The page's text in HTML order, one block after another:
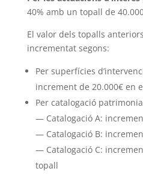
40% amb un topall de
El valor dels topalls
incrementat segons:
Per superfícies
increment de 20.000€ en
Per catalogació
— Catalogació A:
— Catalogació B:
— Catalogació C:
topall